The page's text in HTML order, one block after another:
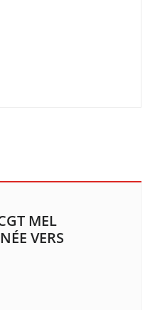
MEL
VERS